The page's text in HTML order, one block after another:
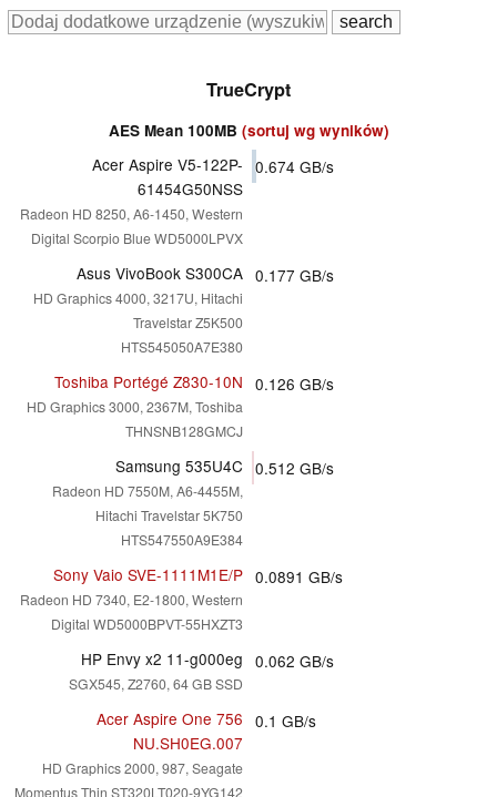
TrueCrypt
AES Mean 100MB (sortuj wg wyników)
Acer Aspire V5-122P-
61454G50NSS
Radeon HD 8250, A6-1450, Western
Digital Scorpio Blue WD5000LPVX
0.674 GB/s
Asus VivoBook S300CA
HD Graphics 4000, 3217U, Hitachi
Travelstar Z5K500
HTS545050A7E380
0.177 GB/s
Toshiba Portégé Z830-10N
HD Graphics 3000, 2367M, Toshiba
THNSNB128GMCJ
0.126 GB/s
Samsung 535U4C
Radeon HD 7550M, A6-4455M,
Hitachi Travelstar 5K750
HTS547550A9E384
0.512 GB/s
Sony Vaio SVE-1111M1E/P
Radeon HD 7340, E2-1800, Western
Digital WD5000BPVT-55HXZT3
0.0891 GB/s
HP Envy x2 11-g000eg
SGX545, Z2760, 64 GB SSD
0.062 GB/s
Acer Aspire One 756
NU.SH0EG.007
HD Graphics 2000, 987, Seagate
Momentus Thin ST320LT020-9YG142
0.1 GB/s